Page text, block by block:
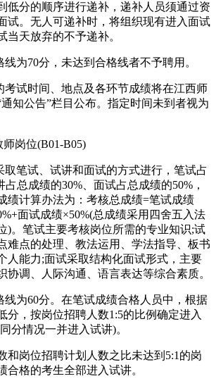
低分的顺序进行递补，递补人员须通过资
试。无人可递补时，将组织现有进入面试
当天放弃的不予递补。
70分，未达到合格线者不予聘用。
试时间、地点及各环节成绩将在江西师
知公告”栏目公布。指定时间未到者视为
岗位(B01-B05)
笔试、试讲和面试的方式进行，笔试占
占总成绩的30%、面试占总成绩的50%，
绩计算办法为：考核总成绩=笔试成绩
面试成绩×50%(总成绩采用四舍五入法
)。笔试主要考核岗位所需的专业知识;试
难点的处理、教法运用、学法指导、板书
人能力;面试采取结构化面试形式，主要
协调、人际沟通、语言表达等综合素质。
为60分。在笔试成绩合格人员中，根据
分，按岗位招聘人数1:5的比例确定进入
分情况一并进入试讲)。
岗位招聘计划人数之比未达到5:1的岗
合格的考生全部进入试讲。